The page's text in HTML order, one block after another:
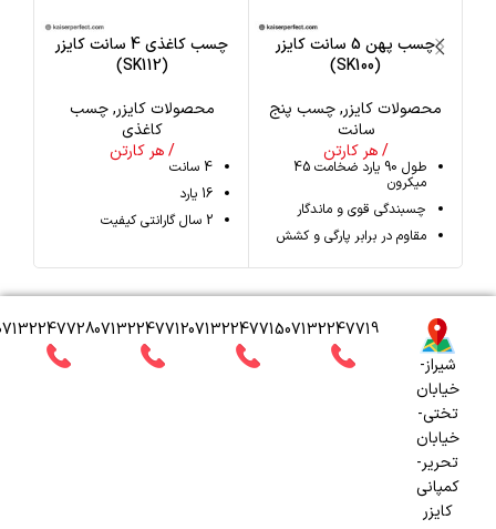
چسب پهن 5 سانت کایزر
(SK100)
محصولات کایزر,چسب پنج
سانت
/ هر کارتن
طول 90 یارد ضخامت 45
میکرون
چسبندگی قوی و ماندگار
مقاوم در برابر پارگی و کشش
چسب کاغذی 4 سانت کایزر
(SK112)
محصولات کایزر,چسب
کاغذی
/ هر کارتن
4 سانت
16 یارد
2 سال گارانتی کیفیت
071322477120713224771507132247719
شیراز-
خیابان
تختی-
خیابان
تحریر-
کمپانی
کایزر